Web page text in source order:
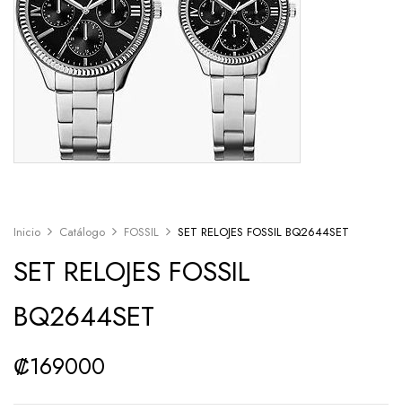
Inicio Catálogo FOSSIL SET RELOJES FOSSIL BQ2644SET
SET RELOJES FOSSIL
BQ2644SET
₡169000